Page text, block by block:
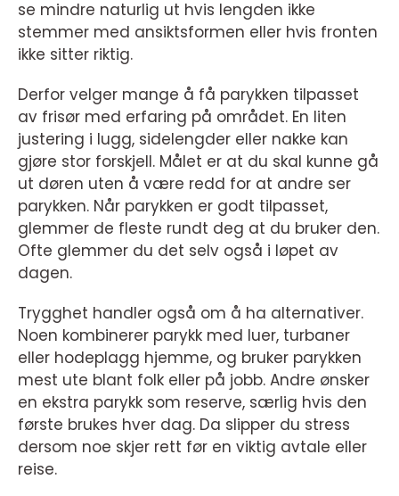
se mindre naturlig ut hvis lengden ikke
stemmer med ansiktsformen eller hvis fronten
ikke sitter riktig.
Derfor velger mange å få parykken tilpasset
av frisør med erfaring på området. En liten
justering i lugg, sidelengder eller nakke kan
gjøre stor forskjell. Målet er at du skal kunne gå
ut døren uten å være redd for at andre ser
parykken. Når parykken er godt tilpasset,
glemmer de fleste rundt deg at du bruker den.
Ofte glemmer du det selv også i løpet av
dagen.
Trygghet handler også om å ha alternativer.
Noen kombinerer parykk med luer, turbaner
eller hodeplagg hjemme, og bruker parykken
mest ute blant folk eller på jobb. Andre ønsker
en ekstra parykk som reserve, særlig hvis den
første brukes hver dag. Da slipper du stress
dersom noe skjer rett før en viktig avtale eller
reise.